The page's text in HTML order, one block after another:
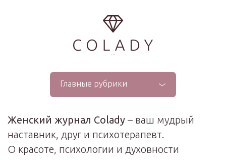
...
Главные рубрики
Женский журнал Colady – ваш мудрый
наставник, друг и психотерапевт.
О красоте, психологии и духовности